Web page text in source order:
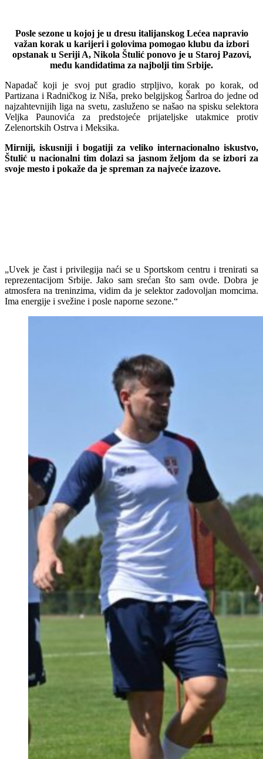
Posle sezone u kojoj je u dresu italijanskog Lećea napravio
važan korak u karijeri i golovima pomogao klubu da izbori
opstanak u Seriji A, Nikola Štulić ponovo je u Staroj Pazovi,
među kandidatima za najbolji tim Srbije.
Napadač koji je svoj put gradio strpljivo, korak po korak, od
Partizana i Radničkog iz Niša, preko belgijskog Šarlroa do jedne od
najzahtevnijih liga na svetu, zasluženo se našao na spisku selektora
Veljka Paunovića za predstojeće prijateljske utakmice protiv
Zelenortskih Ostrva i Meksika.
Mirniji, iskusniji i bogatiji za veliko internacionalno iskustvo,
Štulić u nacionalni tim dolazi sa jasnom željom da se izbori za
svoje mesto i pokaže da je spreman za najveće izazove.
„Uvek je čast i privilegija naći se u Sportskom centru i trenirati sa
reprezentacijom Srbije. Jako sam srećan što sam ovde. Dobra je
atmosfera na treninzima, vidim da je selektor zadovoljan momcima.
Ima energije i svežine i posle naporne sezone.“